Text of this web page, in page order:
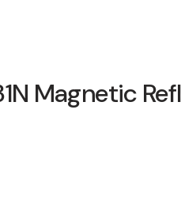
Magnetic